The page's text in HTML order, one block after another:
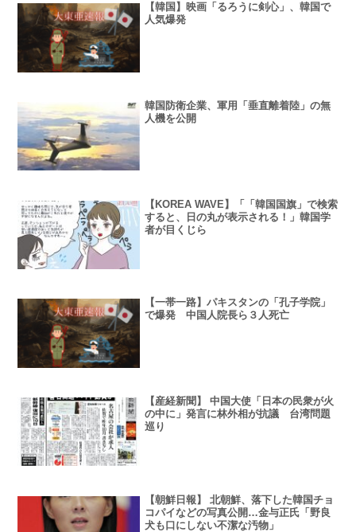
【韓国】映画「るろうに剣心」、韓国で
人気爆発
韓国防衛企業、軍用「垂直離着陸」の無
人機を公開
【KOREA WAVE】「「韓国国旗」で検索
すると、日の丸が表示される！」韓国学
者が目くじら
【一帯一路】パキスタンの「孔子学院」
で爆発 中国人院長ら３人死亡
【産経新聞】 中国大使「日本の民衆が火
の中に」発言に林外相が抗議 台湾問題
巡り
【朝鮮日報】 北朝鮮、落下した韓国チョ
コパイなどの写真公開…金与正氏「野良
犬も口にしない不潔な汚物」